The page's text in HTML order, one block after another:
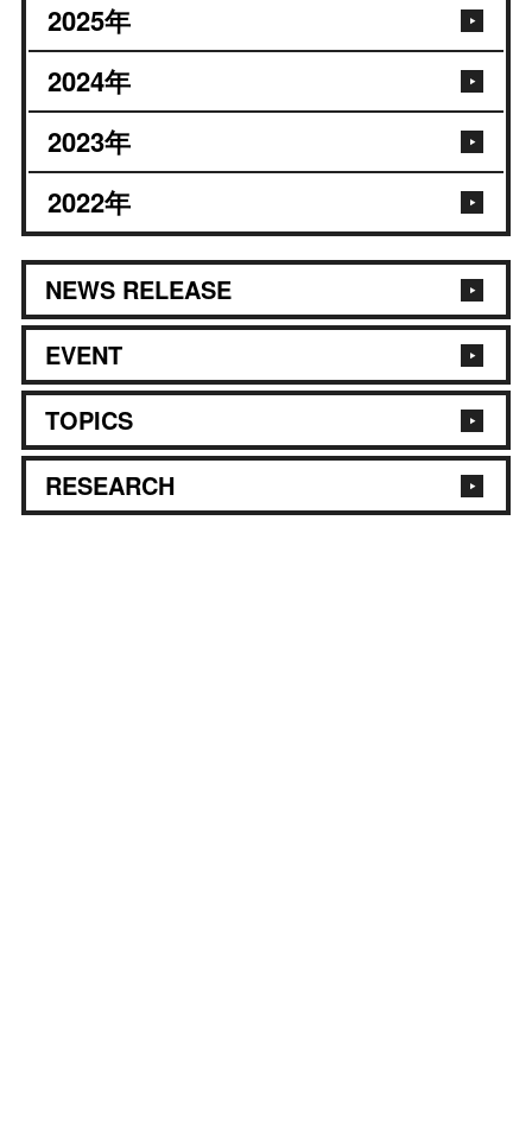
2025年
2024年
2023年
2022年
NEWS RELEASE
EVENT
TOPICS
RESEARCH